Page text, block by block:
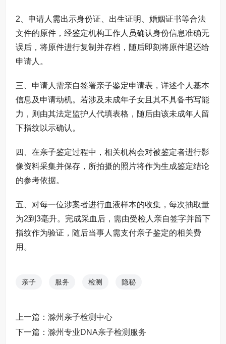
2、申请人需出示身份证、出生证明、婚姻证书等合法
文件的原件，经鉴定机构工作人员确认身份信息准确无
误后，将原件进行复制并存档，随后即刻将原件退还给
申请人。
三、申请人需亲自签署亲子鉴定申请表，详述个人基本
信息及申请动机。若涉及未成年子女且其不具备书写能
力，则由其法定监护人代填表格，随后由该未成年人留
下指纹以示确认。
四、在亲子鉴定过程中，相关机构会对被鉴定者进行影
像资料采集并保存，所拍摄的照片将作为生成鉴定结论
的参考依据。
五、对每一位涉案者进行血液样本的收集，每次抽取量
为2到3毫升。完成采血后，需由受检人亲自签字并留下
指纹作为验证，随后当事人需支付亲子鉴定的相关费
用。
亲子 服务 检测 隐秘
上一篇： 滁州亲子检测中心
下一篇： 滁州专业DNA亲子检测服务